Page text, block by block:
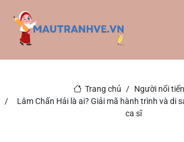
Trang chủ
Người nổi
Lâm Chấn Hải là ai? Giải mã hành trình và di
ca sĩ